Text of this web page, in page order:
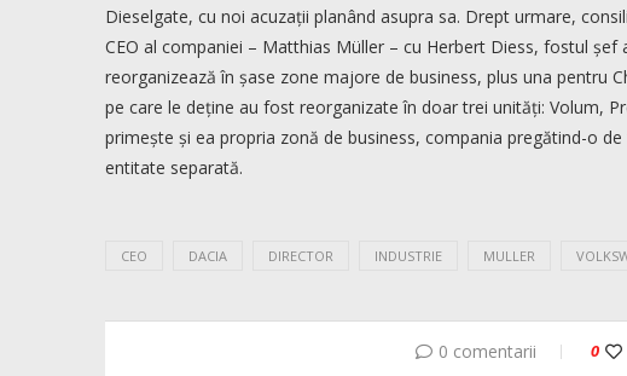
Dieselgate, cu noi acuzații planând asupra sa. Drept urmare,
CEO al companiei – Matthias Müller – cu Herbert Diess, fostul șef
reorganizează în șase zone majore de business, plus una pentru
pe care le deține au fost reorganizate în doar trei unități: Volum,
primește și ea propria zonă de business, compania pregătind-o
entitate separată.
CEO DACIA DIRECTOR INDUSTRIE MULLER
0 comentarii 0